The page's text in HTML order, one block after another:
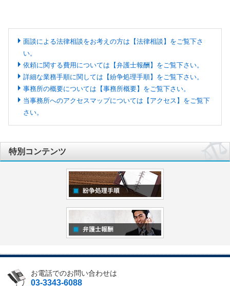
面談による法律相談をお考えの方は【法律相談】をご覧下さ
い。
依頼に関する費用については【弁護士報酬】をご覧下さい。
詳細な業務手順に関しては【紛争処理手順】をご覧下さい。
事務所の概要については【事務所概要】をご覧下さい。
当事務所へのアクセスマップについては【アクセス】をご覧下
さい。
特別コンテンツ
お電話でのお問い合わせは
03-3343-6088